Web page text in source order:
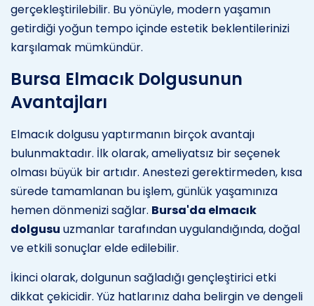
gerçekleştirilebilir. Bu yönüyle, modern yaşamın
getirdiği yoğun tempo içinde estetik beklentilerinizi
karşılamak mümkündür.
Bursa Elmacık Dolgusunun
Avantajları
Elmacık dolgusu yaptırmanın birçok avantajı
bulunmaktadır. İlk olarak, ameliyatsız bir seçenek
olması büyük bir artıdır. Anestezi gerektirmeden, kısa
sürede tamamlanan bu işlem, günlük yaşamınıza
hemen dönmenizi sağlar. Bursa'da elmacık
dolgusu uzmanlar tarafından uygulandığında, doğal
ve etkili sonuçlar elde edilebilir.
İkinci olarak, dolgunun sağladığı gençleştirici etki
dikkat çekicidir. Yüz hatlarınız daha belirgin ve dengeli